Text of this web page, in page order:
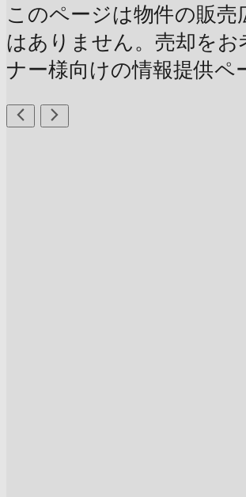
このページは物件の販売
はありません。売却をお
ナー様向けの情報提供ペ